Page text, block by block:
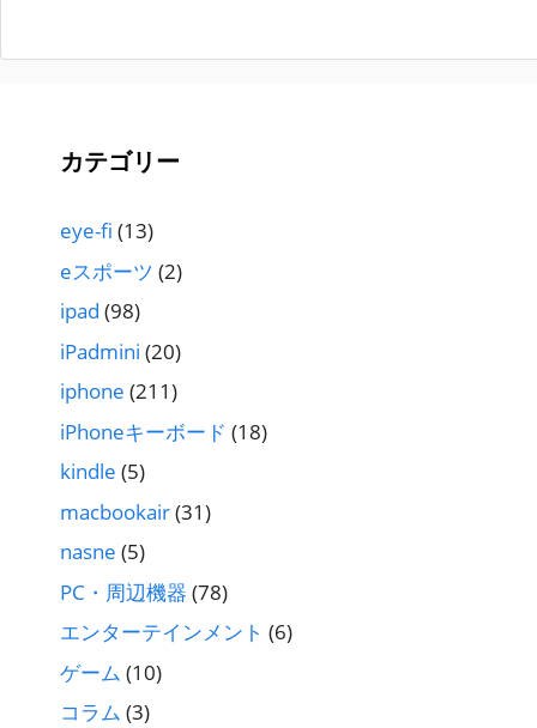
カテゴリー
eye-fi (13)
eスポーツ (2)
ipad (98)
iPadmini (20)
iphone (211)
iPhoneキーボード (18)
kindle (5)
macbookair(31)
nasne (5)
PC・周辺機器 (78)
エンターテインメント (6)
ゲーム (10)
コラム (3)